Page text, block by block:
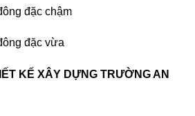
đặc chậm
đặc vừa
KẾ XÂY DỰNG TRƯỜNG AN